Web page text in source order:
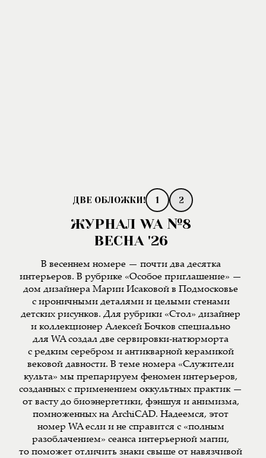
1 2
ЖУРНАЛ WA №8
ВЕСНА '26
В весеннем номере — почти два десятка
интерьеров. В рубрике «Особое приглашение» —
дом дизайнера Марии Исаковой в Подмосковье
с ироничными деталями и целыми стенами
детских рисунков. Для рубрики «Стол» дизайнер
и коллекционер Алексей Бочков специально
для WA создал две сервировки-натюрморта
с редким серебром и антикварной керамикой
вековой давности. В теме номера «Служители
культа» мы препарируем феномен интерьеров,
созданных с применением оккультных практик —
от васту до биоэнергетики, фэншуя и анимизма,
помноженных на ArchiCAD. Надеемся, этот
номер WA если и не справится с «полным
разоблачением» сеанса интерьерной магии,
то поможет отличить знаки свыше от навязчивой